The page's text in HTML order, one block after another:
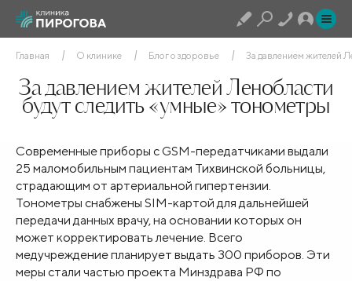
Главная О клинике Блог о здоровье За давлением жителей
За давлением жителей Ленобласти
будут следить «умные» тонометры
Современные приборы с GSM-передатчиками выдали
25 маломобильным пациентам Тихвинской больницы,
страдающим от артериальной гипертензии.
Тонометры снабжены SIM-картой для дальнейшей
передачи данных врачу, на основании которых он
может корректировать лечение. Всего
медучреждение планирует выдать 300 приборов. Эти
меры стали частью проекта Минздрава РФ по